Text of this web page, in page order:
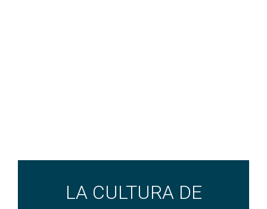
LA CULTURA DE